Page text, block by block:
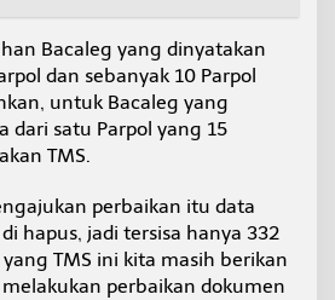
Bacaleg yang dinyatakan
dan sebanyak 10 Parpol
untuk Bacaleg yang
dari satu Parpol yang 15
TMS.
perbaikan itu data
hapus, jadi tersisa hanya 332
TMS ini kita masih berikan
perbaikan dokumen